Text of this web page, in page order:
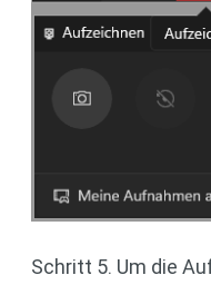
Schritt 5. Um die